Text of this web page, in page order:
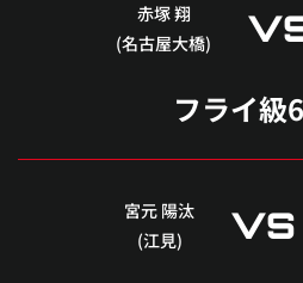
赤塚 翔
(名古屋大橋)
フライ級
宮元 陽汰
(江見)
VS